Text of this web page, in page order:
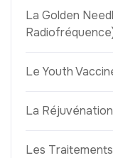
La Golden
Le Youth
La
Les